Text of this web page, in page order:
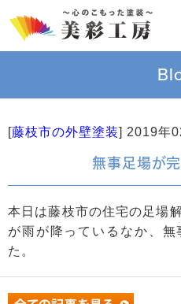
[藤枝市の外壁塗装] 2019年
無事足場が
本日は藤枝市の住宅の足場
が雨が降っているなか、
た。